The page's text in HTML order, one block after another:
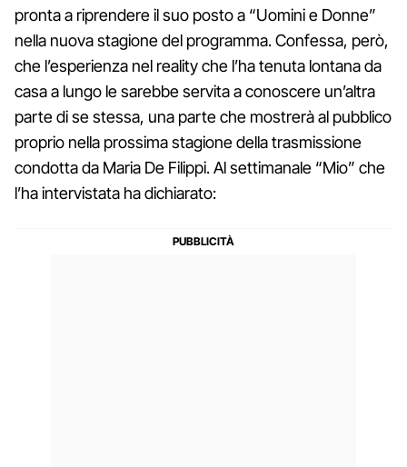
pronta a riprendere il suo posto a “Uomini e Donne”
nella nuova stagione del programma. Confessa, però,
che l’esperienza nel reality che l’ha tenuta lontana da
casa a lungo le sarebbe servita a conoscere un’altra
parte di se stessa, una parte che mostrerà al pubblico
proprio nella prossima stagione della trasmissione
condotta da Maria De Filippi. Al settimanale “Mio” che
l’ha intervistata ha dichiarato: